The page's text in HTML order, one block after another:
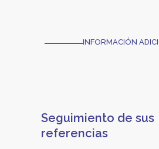
INFORMACIÓN
Seguimiento de sus
referencias